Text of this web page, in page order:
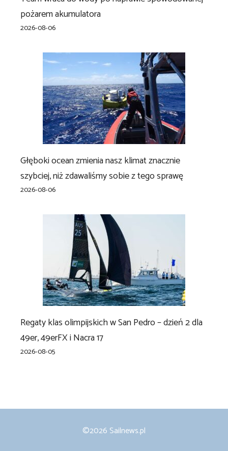
pożarem akumulatora
2026-08-06
Głęboki ocean zmienia nasz klimat znacznie
szybciej, niż zdawaliśmy sobie z tego sprawę
2026-08-06
Regaty klas olimpijskich w San Pedro – dzień 2 dla
49er, 49erFX i Nacra 17
2026-08-05
©2026 Sailnews.pl